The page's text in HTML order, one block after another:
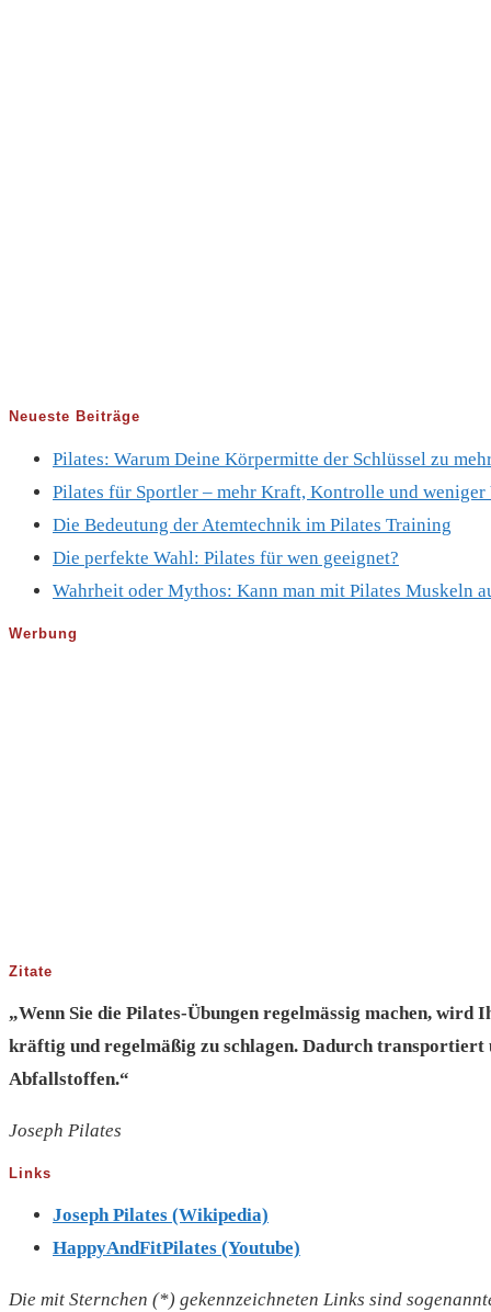
Neueste Beiträge
Pilates: Warum Deine Körpermitte der Schlüssel zu
Pilates für Sportler – mehr Kraft, Kontrolle und weniger
Die Bedeutung der Atemtechnik im Pilates Training
Die perfekte Wahl: Pilates für wen geeignet?
Wahrheit oder Mythos: Kann man mit Pilates Muskeln
Werbung
Zitate
„Wenn Sie die Pilates-Übungen regelmässig machen,
kräftig und regelmäßig zu schlagen. Dadurch transportiert
Abfallstoffen.“
Joseph Pilates
Links
Joseph Pilates (Wikipedia)
HappyAndFitPilates (Youtube)
Die mit Sternchen (*) gekennzeichneten Links sind